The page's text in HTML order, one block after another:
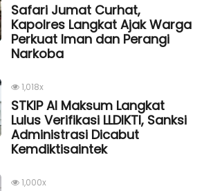
Safari Jumat Curhat,
Kapolres Langkat Ajak Warga
Perkuat Iman dan Perangi
Narkoba
1,018x
STKIP Al Maksum Langkat
Lulus Verifikasi LLDIKTI, Sanksi
Administrasi Dicabut
Kemdiktisaintek
1,000x